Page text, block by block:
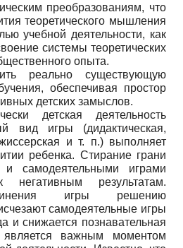
преобразованиям, что
теоретического мышления
учебной деятельности, как
системы теоретических
опыта.
реально существующую
обеспечивая простор
детских замыслов.
детская деятельность
вид игры (дидактическая,
и т. п.) выполняет
ребенка. Стирание грани
самодеятельными играми
результатам.
игры решению
самодеятельные игры
и снижается познавательная
является важным моментом